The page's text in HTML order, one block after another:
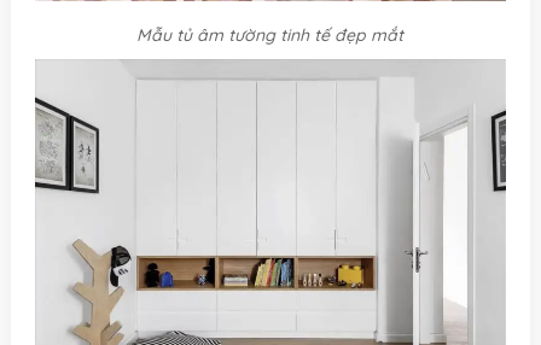
Mẫu tủ âm tường tinh tế đẹp mắt